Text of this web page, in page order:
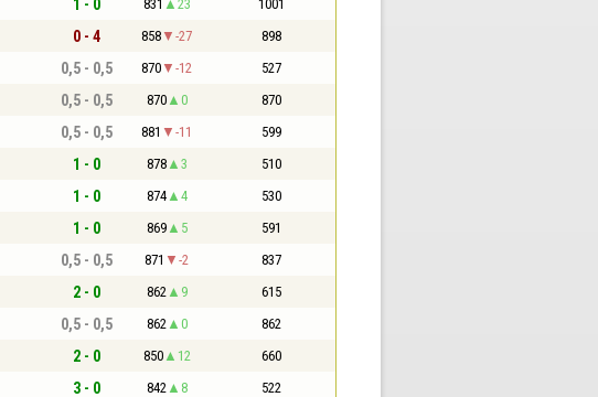
1 - 0 831 23 1001
0 - 4 858 -27 898
0,5 - 0,5 870 -12 527
0,5 - 0,5 870 0 870
0,5 - 0,5 881 -11 599
1 - 0 878 3 510
1 - 0 874 4 530
1 - 0 869 5 591
0,5 - 0,5 871 -2 837
2 - 0 862 9 615
0,5 - 0,5 862 0 862
2 - 0 850 12 660
3 - 0 842 8 522